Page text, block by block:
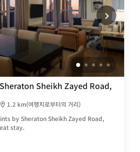
Sheikh Zayed Road,
1.2 km(여행지로부터의 거리)
by Sheraton Sheikh Zayed Road,
stay.